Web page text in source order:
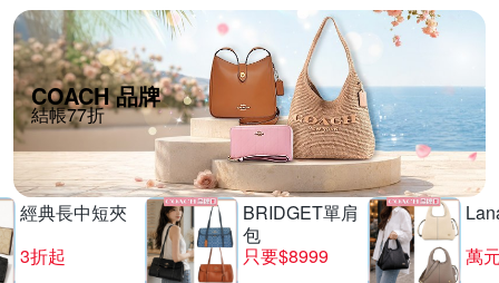
COACH 品牌
結帳77折
經典長中短夾
3折起
BRIDGET單肩
包
只要$8999
萬